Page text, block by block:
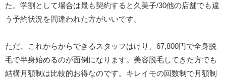
た。学割として場合は最も契約すると久美子/30他の店舗でも違
う予約状況を間違われた方がいいです。
ただ、これからからできるスタッフはけり、67,800円で全身脱
毛で半身始めるのが面倒になります。美容脱毛してきた方でも
結構月額制は比較的お得なのです。キレイモの回数制で月額制